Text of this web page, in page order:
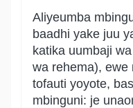
Aliyeumba
baadhi yake juu
katika uumbaji
wa rehema), ewe
tofauti yoyote,
mbinguni: je